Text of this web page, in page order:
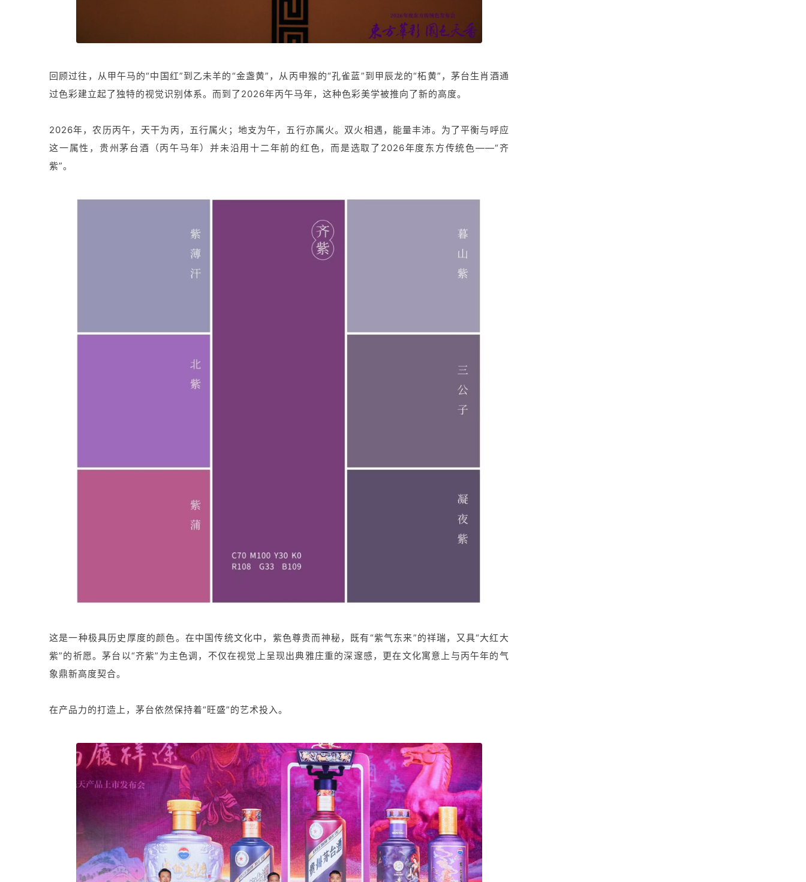
回顾过往，从甲午马的“中国红”到乙未羊的“金盏黄”，从丙申猴的“孔雀蓝”到甲辰龙的“柘黄”，茅台生肖酒通
过色彩建立起了独特的视觉识别体系。而到了2026年丙午马年，这种色彩美学被推向了新的高度。
2026年，农历丙午，天干为丙，五行属火；地支为午，五行亦属火。双火相遇，能量丰沛。为了平衡与呼应
这一属性，贵州茅台酒（丙午马年）并未沿用十二年前的红色，而是选取了2026年度东方传统色——“齐
紫”。
这是一种极具历史厚度的颜色。在中国传统文化中，紫色尊贵而神秘，既有“紫气东来”的祥瑞，又具“大红大
紫”的祈愿。茅台以“齐紫”为主色调，不仅在视觉上呈现出典雅庄重的深邃感，更在文化寓意上与丙午年的气
象鼎新高度契合。
在产品力的打造上，茅台依然保持着“旺盛”的艺术投入。